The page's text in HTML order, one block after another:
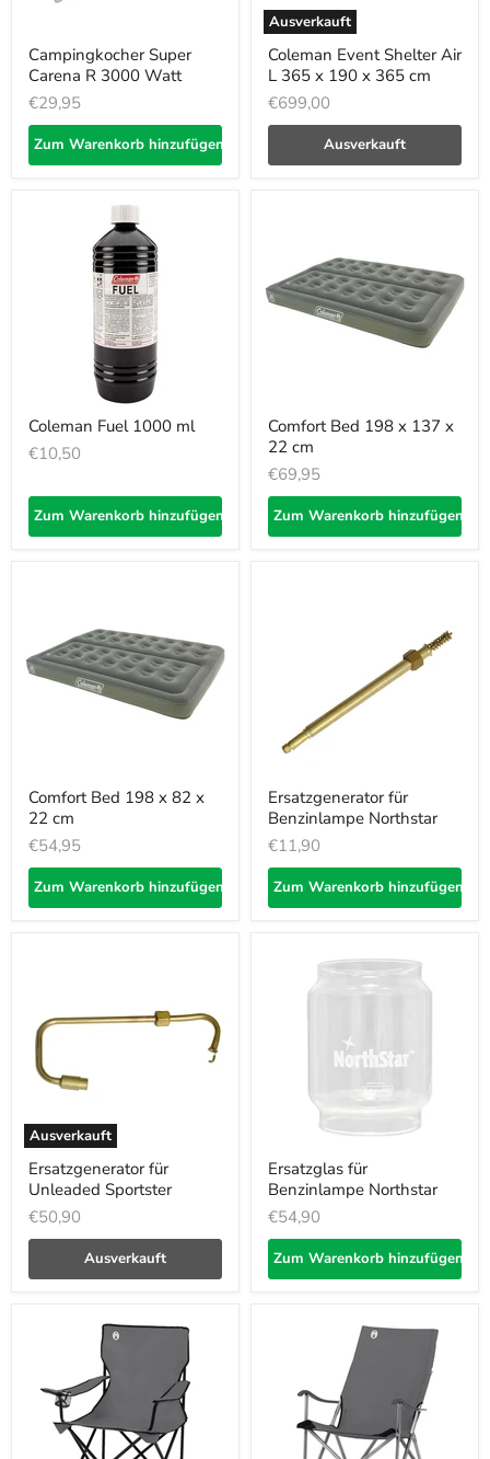
Campingkocher Super
Carena R 3000 Watt
€29,95
Zum Warenkorb hinzufügen
Ausverkauft
Coleman Event Shelter Air
L 365 x 190 x 365 cm
€699,00
Ausverkauft
Coleman Fuel 1000 ml
€10,50
Zum Warenkorb hinzufügen
Comfort Bed 198 x 137 x
22 cm
€69,95
Zum Warenkorb hinzufügen
Comfort Bed 198 x 82 x
22 cm
€54,95
Zum Warenkorb hinzufügen
Ersatzgenerator für
Benzinlampe Northstar
€11,90
Zum Warenkorb hinzufügen
Ausverkauft
Ersatzgenerator für
Unleaded Sportster
€50,90
Ausverkauft
Ersatzglas für
Benzinlampe Northstar
€54,90
Zum Warenkorb hinzufügen